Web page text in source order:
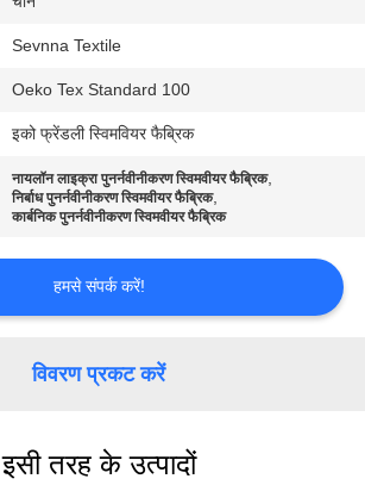
Sevnna Textile
Oeko Tex Standard 100
इको फ्रेंडली स्विमवियर फैब्रिक
नायलॉन लाइक्रा पुनर्नवीनीकरण स्विमवीयर फैब्रिक,
निर्बाध पुनर्नवीनीकरण स्विमवीयर फैब्रिक,
कार्बनिक पुनर्नवीनीकरण स्विमवीयर फैब्रिक
हमसे संपर्क करें!
विवरण प्रकट करें
इसी तरह के उत्पादों